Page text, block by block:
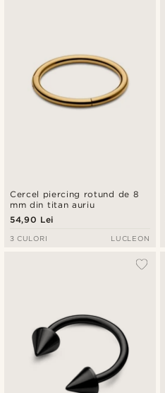
Cercel piercing rotund de 8
mm din titan auriu
54,90 Lei
3 CULORI LUCLEON